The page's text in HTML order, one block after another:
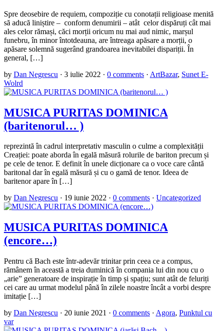
Spre deosebire de requiem, compoziție cu conotații religioase menită
să aducă liniștire – conform denumirii – atât celor dispăruți cât mai
ales celor rămași, căci morții oricum nu mai aud nimic, marșul
funebru, în minor întotdeauna, are întreaga apăsare a morții, o
apăsare solemnă sugerând grandoarea inevitabilei dispariții. În
general, […]
by Dan Negrescu · 3 iulie 2022 · 0 comments · ArtBazar, Sunet E-
Wolrd
MUSICA PURITAS DOMINICA
(baritenorul… )
reprezintă în cadrul interpretativ masculin o culme a complexității
Creației: poate aborda în egală măsură rolurile de bariton precum și
pe cele de tenor. E definit în unele dicționare ca o voce care cântă
baritonal dar în egală măsură și cu o gamă de tenor. Ideea de
baritenor apare în […]
by Dan Negrescu · 19 iunie 2022 · 0 comments · Uncategorized
MUSICA PURITAS DOMINICA
(encore…)
Pentru că Bach este într-adevăr trinitar prin ceea ce a compus,
rămânem în această a treia duminică în compania lui din nou cu o
„arie” generatoare de inspirație în timp și spațiu; sunt atât de feluriți
cei care au urmat modelul până în zilele noastre încât a vorbi despre
imitație […]
by Dan Negrescu · 20 iunie 2021 · 0 comments · Agora, Punktul cu
var